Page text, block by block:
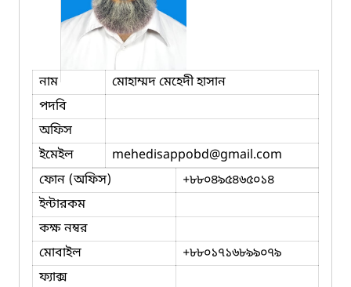
নাম
মোহাম্মদ মেহেদী হাসান
পদবি
অফিস
ইমেইল
mehedisappobd@gmail.com
ফোন (অফিস)
+৮৮০৪৯৫৪৬৫০১৪
ইন্টারকম
কক্ষ নম্বর
মোবাইল
+৮৮০১৭১৬৮৯৯০৭৯
ফ্যাক্স